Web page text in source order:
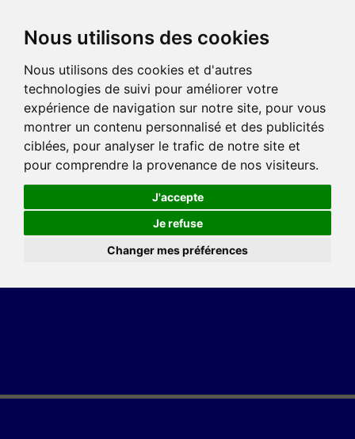
Nous utilisons des cookies
Nous utilisons des cookies et d'autres
technologies de suivi pour améliorer votre
expérience de navigation sur notre site, pour vous
montrer un contenu personnalisé et des publicités
ciblées, pour analyser le trafic de notre site et
pour comprendre la provenance de nos visiteurs.
J'accepte
Je refuse
Changer mes préférences